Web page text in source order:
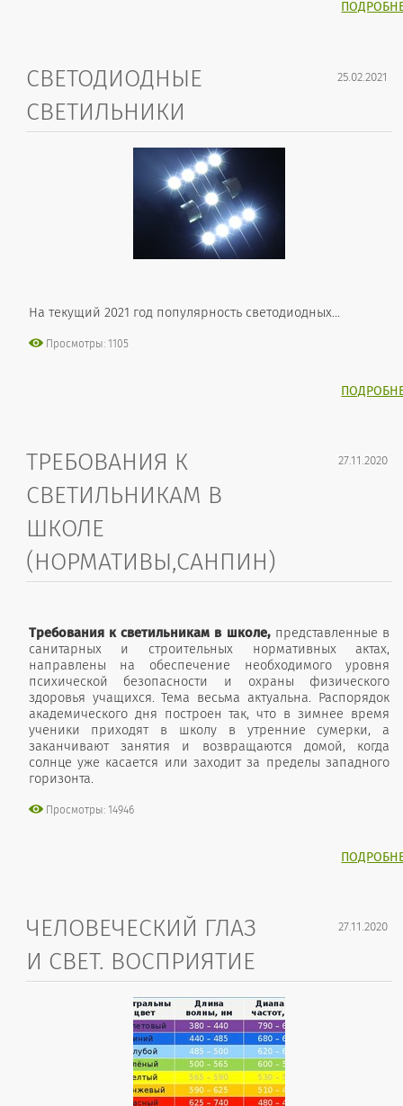
25.02.2021
СВЕТОДИОДНЫЕ
СВЕТИЛЬНИКИ
На текущий 2021 год популярность светодиодных...
Просмотры: 1105
27.11.2020
ТРЕБОВАНИЯ К
СВЕТИЛЬНИКАМ В
ШКОЛЕ
(НОРМАТИВЫ,САНПИН)
Требования к светильникам в школе, представленные в
санитарных и строительных нормативных актах,
направлены на обеспечение необходимого уровня
психической безопасности и охраны физического
здоровья учащихся. Тема весьма актуальна. Распорядок
академического дня построен так, что в зимнее время
ученики приходят в школу в утренние сумерки, а
заканчивают занятия и возвращаются домой, когда
солнце уже касается или заходит за пределы западного
горизонта.
Просмотры: 14946
27.11.2020
ЧЕЛОВЕЧЕСКИЙ ГЛАЗ
И СВЕТ. ВОСПРИЯТИЕ